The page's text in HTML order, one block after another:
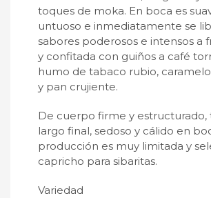
toques de moka. En boca es
untuoso e inmediatamente se
sabores poderosos e intensos a
y confitada con guiños a café
humo de tabaco rubio,
y pan crujiente.
De cuerpo firme y estructurado,
largo final, sedoso y cálido en
producción es muy limitada y
capricho para sibaritas.
Variedad